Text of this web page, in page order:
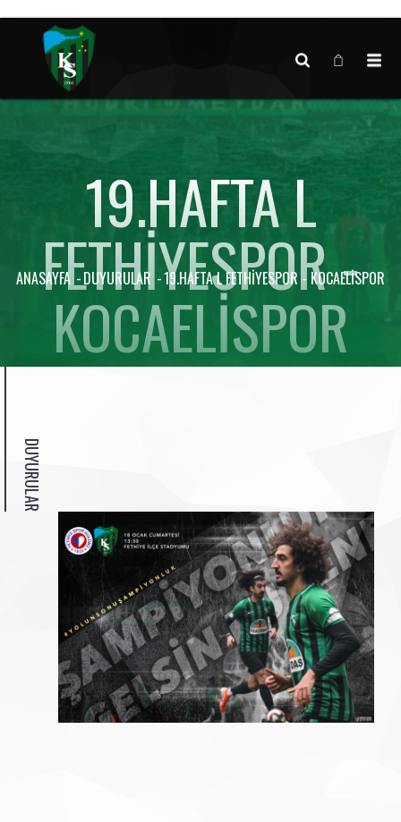
19.HAFTA L
FETHIYESPOR -
KOCAELISPOR
ANASAYFA DUYURULAR 19.HAFTA L FETHIYESPOR - KOCAELISPOR
DUYURULAR